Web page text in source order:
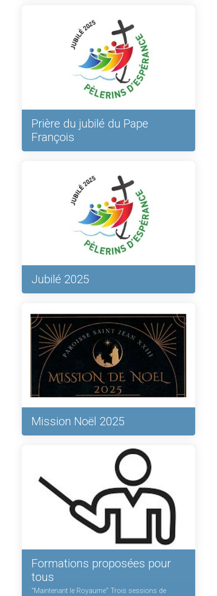
Prière du jubilé du Pape
François
Jubilé 2025
Mission Noël 2025
Formations proposées pour
tous
"Maintenant le Royaume" Trois sessions de